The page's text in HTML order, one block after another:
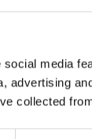
media
advertising
collected
i kv3/
som
analysen